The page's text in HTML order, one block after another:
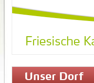
Unser Dorf